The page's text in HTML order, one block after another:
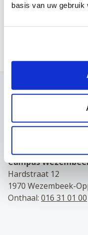
basis van uw gebruik
Contact
Maria Theresiastraat
Campus
Hardstraat 12
1970 Wezembeek-
Onthaal: 016 31 01 00